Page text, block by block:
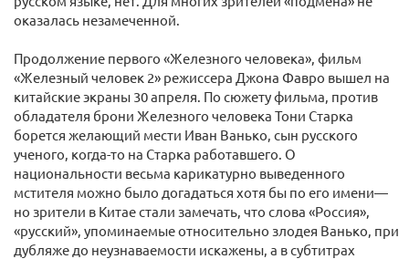
оказалась незамеченной.
Продолжение первого «Железного человека», фильм
«Железный человек 2» режиссера Джона Фавро вышел на
китайские экраны 30 апреля. По сюжету фильма, против
обладателя брони Железного человека Тони Старка
борется желающий мести Иван Ванько, сын русского
ученого, когда-то на Старка работавшего. О
национальности весьма карикатурно выведенного
мстителя можно было догадаться хотя бы по его имени—
но зрители в Китае стали замечать, что слова «Россия»,
«русский», упоминаемые относительно злодея Ванько, при
дубляже до неузнаваемости искажены, а в субтитрах